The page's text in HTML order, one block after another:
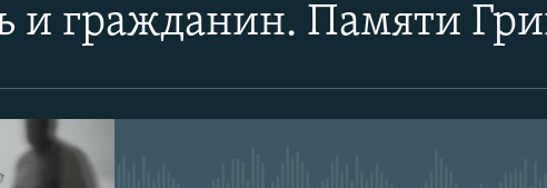
Spotify
и гражданин. Памяти